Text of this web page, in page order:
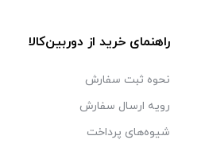
راهنمای خرید از دوربین‌کالا
نحوه ثبت سفارش
رویه ارسال سفارش
شیوه‌های پرداخت